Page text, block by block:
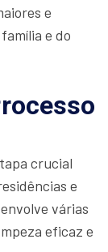
e
e do
crucial
e
várias
eficaz e